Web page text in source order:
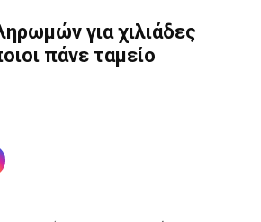
για χιλιάδες
πάνε ταμείο